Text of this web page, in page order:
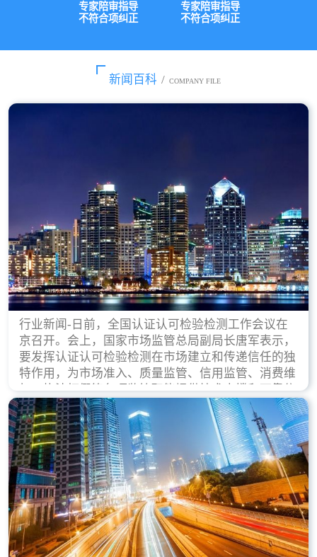
专家陪审指导
不符合项纠正
专家陪审指导
不符合项纠正
新闻百科 / COMPANY FILE
行业新闻-日前，全国认证认可检验检测工作会议在
京召开。会上，国家市场监管总局副局长唐军表示，
要发挥认证认可检验检测在市场建立和传递信任的独
特作用，为市场准入、质量监管、信用监管、消费维
权、执法打假等各项监管职能提供技术支撑和可靠依
据。